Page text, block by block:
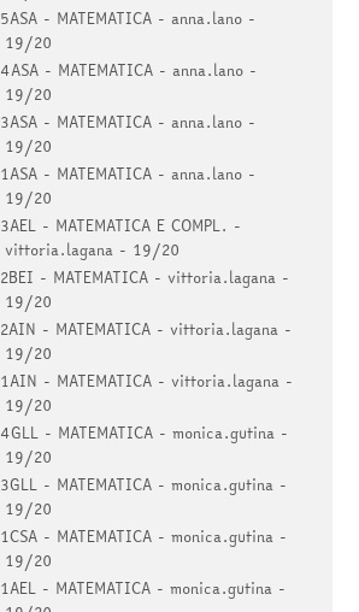
5ASA - MATEMATICA - anna.lano -
19/20
4ASA - MATEMATICA - anna.lano -
19/20
3ASA - MATEMATICA - anna.lano -
19/20
1ASA - MATEMATICA - anna.lano -
19/20
3AEL - MATEMATICA E COMPL. -
vittoria.lagana - 19/20
2BEI - MATEMATICA - vittoria.lagana -
19/20
2AIN - MATEMATICA - vittoria.lagana -
19/20
1AIN - MATEMATICA - vittoria.lagana -
19/20
4GLL - MATEMATICA - monica.gutina -
19/20
3GLL - MATEMATICA - monica.gutina -
19/20
1CSA - MATEMATICA - monica.gutina -
19/20
1AEL - MATEMATICA - monica.gutina -